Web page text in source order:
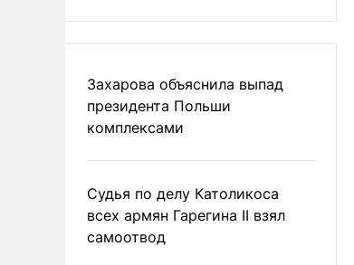
Захарова объяснила выпад
президента Польши
комплексами
Судья по делу Католикоса
всех армян Гарегина II взял
самоотвод